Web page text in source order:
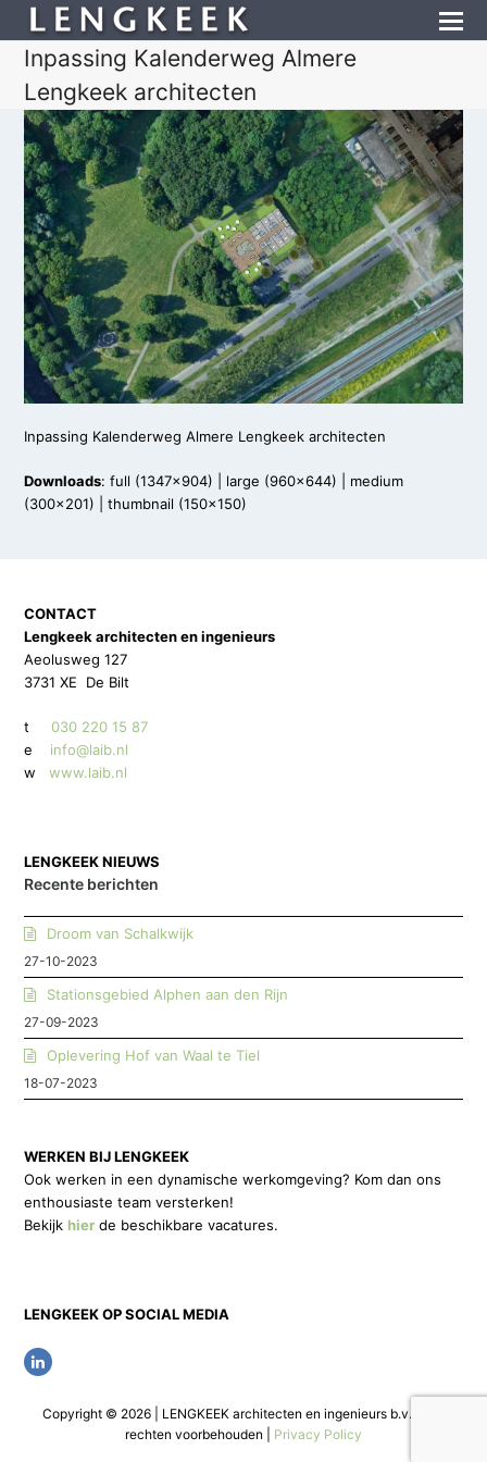
Inpassing Kalenderweg Almere
Lengkeek architecten
Inpassing Kalenderweg Almere Lengkeek architecten
Downloads:full (1347x904) large (960x644)
medium
(300x201) |thumbnail (150x150)
CONTACT
Lengkeek architecten en ingenieurs
Aeolusweg 127
3731 XE De Bilt
t030 220 15 87
e info@laib.nl
w
www.laib.nl
LENGKEEK NIEUWS
Recente berichten
Droom van Schalkwijk
27-10-2023
Stationsgebied Alphen aan den Rijn
27-09-2023
Oplevering Hof van Waal te Tiel
18-07-2023
WERKEN BIJ LENGKEEK
Ook werken in een dynamische werkomgeving? Kom dan ons
enthousiaste team versterken!
Bekijkhier de beschikbare vacatures.
LENGKEEK OP SOCIAL MEDIA
L
n
Copyright © 2026 | LENGKEEK architecten en ingenieurs b.v. | Alle
rechten voorbehouden | Privacy Policy